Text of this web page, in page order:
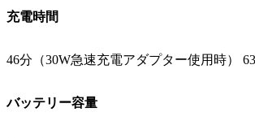
充電時間
46分（30W急速充電アダプター使用時）
バッテリー容量